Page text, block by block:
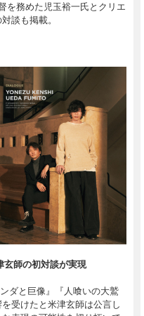
を務めた児玉裕一氏とクリエ
談も掲載。
玄師の初対談が実現
ダと巨像』『人喰いの大鷲
受けたと米津玄師は公言し